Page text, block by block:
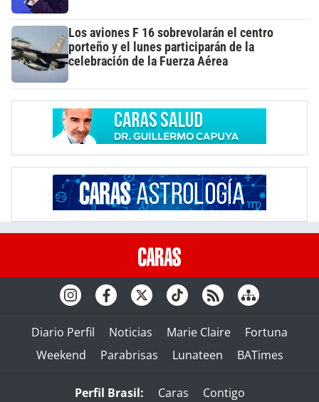
Los aviones F 16 sobrevolarán el centro
porteño y el lunes participarán de la
celebración de la Fuerza Aérea
Diario Perfil Noticias Marie Claire
Fortuna
Weekend
Parabrisas Lunateen BATimes
Perfil Brasil: Caras
Contigo